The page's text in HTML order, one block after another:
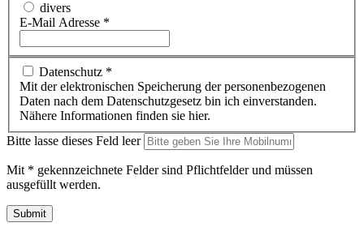
divers
E-Mail Adresse *
Datenschutz *
Mit der elektronischen Speicherung der personenbezogenen
Daten nach dem Datenschutzgesetz bin ich einverstanden.
Nähere Informationen finden sie hier.
Bitte lasse dieses Feld leer
Mit * gekennzeichnete Felder sind Pflichtfelder und müssen
ausgefüllt werden.